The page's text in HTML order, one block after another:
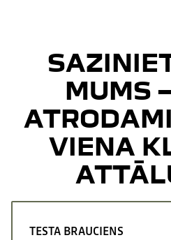
MUMS
VIENA
TESTA BRAUCIENS